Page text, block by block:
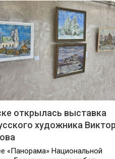
открылась выставка
художника
«Панорама» Национальной